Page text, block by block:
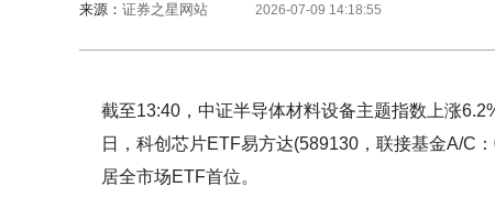
来源： 证券之星网站 2026-07-09 14:18:55
截至13:40，中证半导体材料设备主题指数上涨
日，科创芯片ETF易方达(589130，联接基金A/C
居全市场ETF首位。